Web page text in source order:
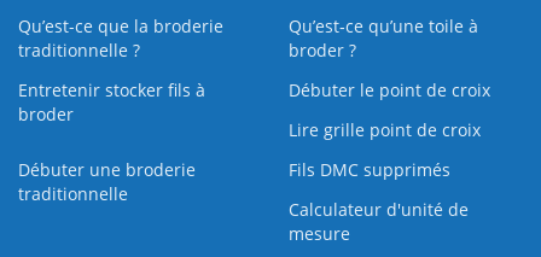
Qu’est-ce que la broderie
traditionnelle ?
Qu’est‑ce qu’une toile à
broder ?
Entretenir stocker fils à
broder
Débuter le point de croix
Lire grille point de croix
Débuter une broderie
traditionnelle
Fils DMC supprimés
Calculateur d'unité de
mesure